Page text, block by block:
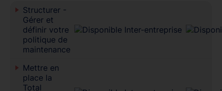
Structurer -
Gérer et
définir votre
politique de
maintenance
Mettre en
place la
Total